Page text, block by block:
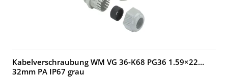
Kabelverschraubung WM VG 36-K68 PG36 1.59×22…
32mm PA IP67 grau